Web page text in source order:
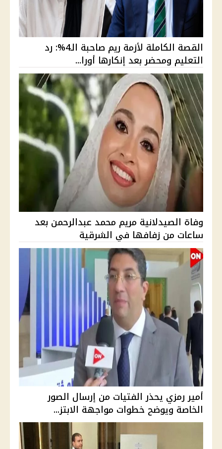
القصة الكاملة لأزمة ريم صاحبة الـ4%: رد
التعليم ومحضر بعد إنكارها أورا...
وفاة الصيدلانية مريم محمد عبدالرحمن بعد
ساعات من زفافها في الشرقية
أمير رمزي يحذر الفتيات من إرسال الصور
الخاصة ويوضح خطوات مواجهة الابتز...